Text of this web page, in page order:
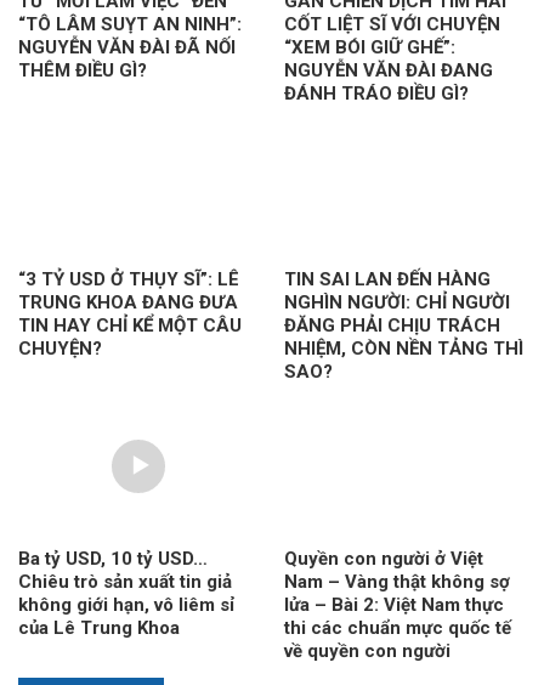
“TÔ LÂM SUỴT AN NINH”:
NGUYỄN VĂN ĐÀI ĐÃ NỐI
THÊM ĐIỀU GÌ?
CỐT LIỆT SĨ VỚI CHUYỆN
“XEM BÓI GIỮ GHẾ”:
NGUYỄN VĂN ĐÀI ĐANG
ĐÁNH TRÁO ĐIỀU GÌ?
“3 TỶ USD Ở THỤY SĨ”: LÊ
TRUNG KHOA ĐANG ĐƯA
TIN HAY CHỈ KỂ MỘT CÂU
CHUYỆN?
TIN SAI LAN ĐẾN HÀNG
NGHÌN NGƯỜI: CHỈ NGƯỜI
ĐĂNG PHẢI CHỊU TRÁCH
NHIỆM, CÒN NỀN TẢNG THÌ
SAO?
Ba tỷ USD, 10 tỷ USD…
Chiêu trò sản xuất tin giả
không giới hạn, vô liêm sỉ
của Lê Trung Khoa
Quyền con người ở Việt
Nam – Vàng thật không sợ
lửa – Bài 2: Việt Nam thực
thi các chuẩn mực quốc tế
về quyền con người